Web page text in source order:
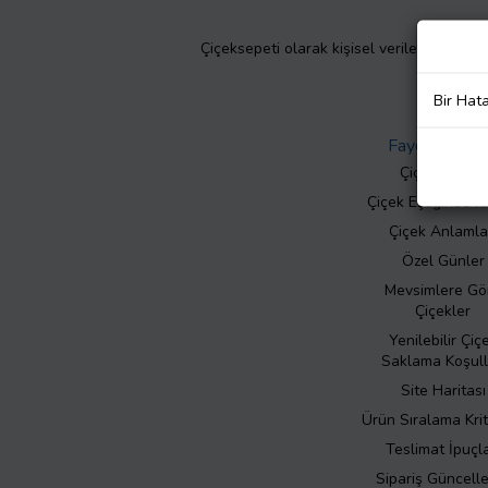
Çiçeksepeti olarak kişisel verilerinizin
Faydalı Bilgiler
Çiçek Bakımı
Çiçek Eşliğinde
Çiçek
Özel Günler
Mevsimlere
Çiçekler
Yenilebilir
Saklama
Site Haritası
Ürün Sıralama
Teslimat
Sipariş
Bir